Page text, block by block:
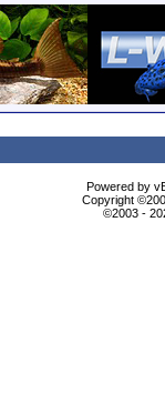
Powered by
Copyright
©2003 -